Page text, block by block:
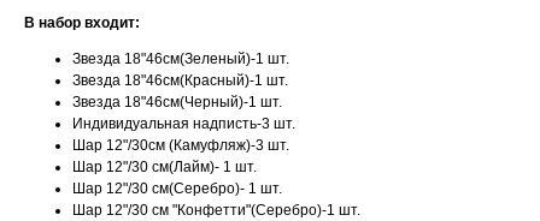
В набор входит:
Звезда 18"46см(Зеленый)-1 шт.
Звезда 18"46см(Красный)-1 шт.
Звезда 18"46см(Черный)-1 шт.
Индивидуальная надписть-3 шт.
Шар 12"/30см (Камуфляж)-3 шт.
Шар 12"/30 см(Лайм)- 1 шт.
Шар 12"/30 см(Серебро)- 1 шт.
Шар 12"/30 см "Конфетти"(Серебро)-1 шт.